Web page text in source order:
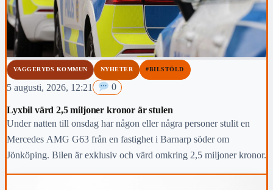
VAGGERYDS KOMMUN NYHETER #BILSTÖLD
5 augusti, 2026, 12:21 0
Lyxbil värd 2,5 miljoner kronor är stulen
Under natten till onsdag har någon eller några personer stulit en
Mercedes AMG G63 från en fastighet i Barnarp söder om
Jönköping. Bilen är exklusiv och värd omkring 2,5 miljoner kronor.